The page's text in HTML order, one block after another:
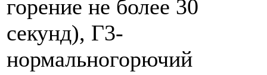
горение не более 30
секунд), Г3-
нормальногорючий